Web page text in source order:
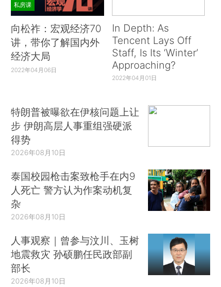
私房课
向松祚：宏观经济70
讲，带你了解国内外
经济大局
2022年04月06日
In Depth: As
Tencent Lays Off
Staff, Is Its ‘Winter’
Approaching?
2022年04月01日
特朗普被曝欲在伊核问题上让
步 伊朗高层人事重组强硬派
得势
2026年08月10日
泰国校园枪击案致枪手在内9
人死亡 警方认为作案动机复
杂
2026年08月10日
人事观察｜曾参与汶川、玉树
地震救灾 孙硕鹏任民政部副
部长
2026年08月10日